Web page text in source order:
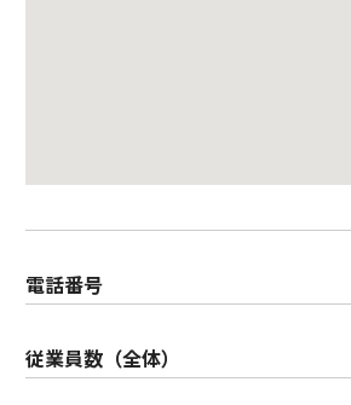
電話番号
従業員数（全体）